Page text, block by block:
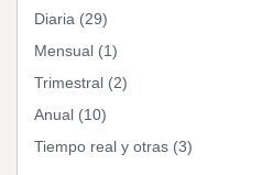
Diaria (29)
Mensual (1)
Trimestral (2)
Anual (10)
Tiempo real y otras (3)